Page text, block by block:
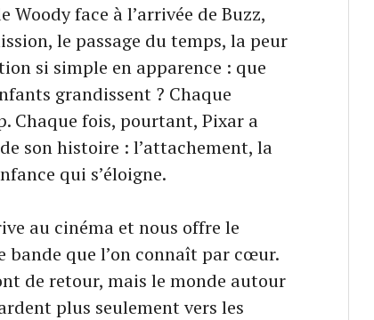
Woody face à l’arrivée de Buzz,
le passage du temps, la peur
si simple en apparence : que
grandissent ? Chaque
Chaque fois, pourtant, Pixar a
son histoire : l’attachement, la
qui s’éloigne.
au cinéma et nous offre le
que l’on connaît par cœur.
de retour, mais le monde autour
plus seulement vers les